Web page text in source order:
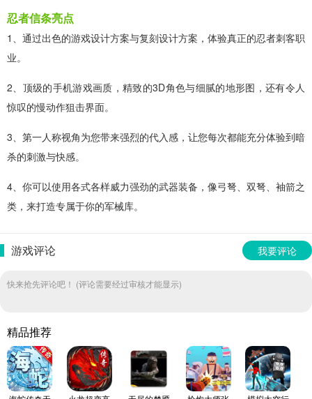
忍者信条亮点
1、通过出色的游戏设计方案与复刻设计方案，体验真正的忍者刺客职
业。
2、顶级的手机游戏画质，精致的3D角色与细腻的地形图，还有令人
惊叹的慢动作狙击界面。
3、第一人称视角为您带来强烈的代入感，让您每次都能充分体验到暗
杀的刺激与快感。
4、你可以使用各式各样威力强劲的武器装备，像弓弩、双弩、袖箭之
类，来打造专属于你的军械库。
游戏评论 我要评论
快来抢先评论吧！ (评论需要经过审核才能显示)
精品推荐